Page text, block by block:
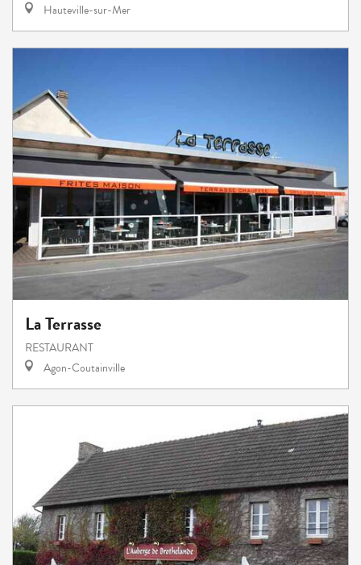
Hauteville-sur-Mer
La Terrasse
RESTAURANT
Agon-Coutainville